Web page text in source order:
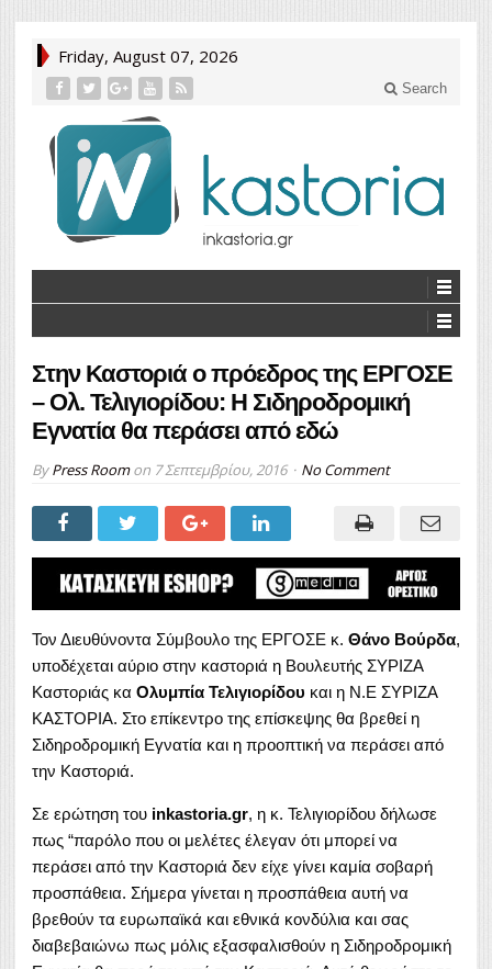
Friday, August 07, 2026
Search
Στην Καστοριά ο πρόεδρος της ΕΡΓΟΣΕ
– Ολ. Τελιγιορίδου: Η Σιδηροδρομική
Εγνατία θα περάσει από εδώ
ByPress Roomon 7 Σεπτεμβρίου, 2016 No Comment
Τον Διευθύνοντα Σύμβουλο της ΕΡΓΟΣΕ κ. Θάνο Βούρδα,
υποδέχεται αύριο στην καστοριά η Βουλευτής ΣΥΡΙΖΑ
Καστοριάς κα Ολυμπία Τελιγιορίδου και η Ν.Ε ΣΥΡΙΖΑ
ΚΑΣΤΟΡΙΑ. Στο επίκεντρο της επίσκεψης θα βρεθεί η
Σιδηροδρομική Εγνατία και η προοπτική να περάσει από
την Καστοριά.
Σε ερώτηση του inkastoria.gr, η κ. Τελιγιορίδου δήλωσε
πως “παρόλο που οι μελέτες έλεγαν ότι μπορεί να
περάσει από την Καστοριά δεν είχε γίνει καμία σοβαρή
προσπάθεια. Σήμερα γίνεται η προσπάθεια αυτή να
βρεθούν τα ευρωπαϊκά και εθνικά κονδύλια και σας
διαβεβαιώνω πως μόλις εξασφαλισθούν η Σιδηροδρομική